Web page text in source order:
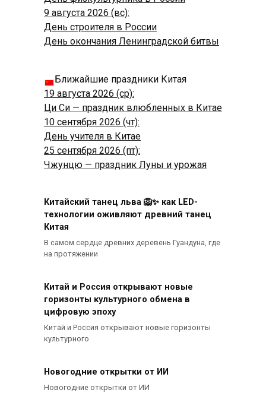
9 августа 2026 (вс):
День строителя в России
День окончания Ленинградской битвы
Ближайшие праздники Китая
19 августа 2026 (ср):
Ци Си — праздник влюбленных в Китае
10 сентября 2026 (чт):
День учителя в Китае
25 сентября 2026 (пт):
Чжунцю — праздник Луны и урожая
Китайский танец льва 🦁✨ как LED-
технологии оживляют древний танец
Китая
В самом сердце древних деревень Гуандуна, где
на протяжении
Китай и Россия открывают новые
горизонты культурного обмена в
цифровую эпоху
Китай и Россия открывают новые горизонты
культурного
Новогодние открытки от ИИ
Новогодние открытки от ИИ